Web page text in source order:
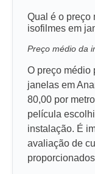
Qual é o preço
isofilmes em
Preço médio da
O preço médio
janelas em
80,00 por
película
instalação. É
avaliação de